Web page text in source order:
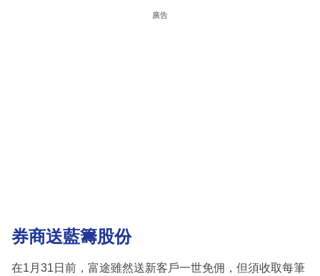
廣告
券商送藍籌股份
在1月31日前，富途雖然送新客戶一世免佣，但須收取每筆